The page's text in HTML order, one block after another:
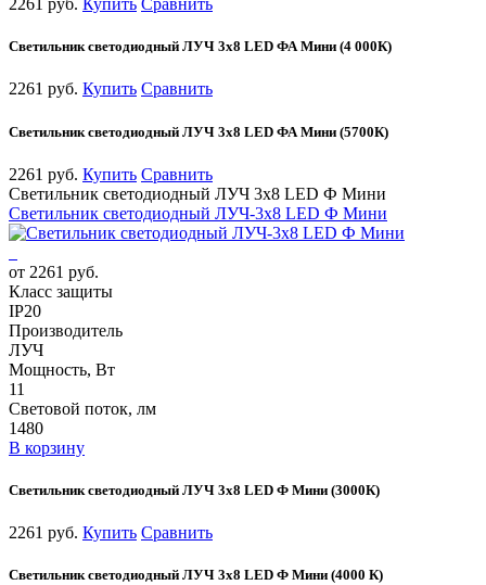
2261 руб. Купить Сравнить
Светильник светодиодный ЛУЧ 3х8 LED ФА Мини (4 000К)
2261 руб. Купить Сравнить
Светильник светодиодный ЛУЧ 3х8 LED ФА Мини (5700К)
2261 руб. Купить Сравнить
Светильник светодиодный ЛУЧ 3х8 LED Ф Мини
Светильник светодиодный ЛУЧ-3х8 LED Ф Мини
от 2261 руб.
Класс защиты
IP20
Производитель
ЛУЧ
Мощность, Вт
11
Световой поток, лм
1480
В корзину
Светильник светодиодный ЛУЧ 3х8 LED Ф Мини (3000К)
2261 руб. Купить Сравнить
Светильник светодиодный ЛУЧ 3х8 LED Ф Мини (4000 К)